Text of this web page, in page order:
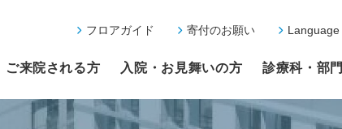
フロアガイド 寄付のお願い Language
ご来院される方 入院・お見舞いの方 診療科・部門